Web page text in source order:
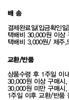
배 송
결제완료일(입금확인
택배비 30,000원 이상
택배비 3,000원/ 제주,
교환/반품
상품수령 후 1주일 이
30,000원 이상 구매시
30,000원 미만 구매시
1주일 이후 교환/반품